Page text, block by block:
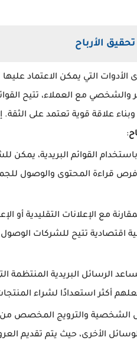
الأرباح
الأدوات التي يمكن الاعتماد
مع العملاء، تتيح
علاقة قوية تعتمد على الثقة.
:
باستخدام القوائم البريدية، يمكن
فرص قراءة المحتوى والوصول
مع الإعلانات التقليدية أو
اقتصادية تتيح للشركات
الرسائل البريدية المنتظمة
أكثر استعدادًا لشراء
الشخصية والترويج المخصص من
الأخرى، حيث يتم تقديم